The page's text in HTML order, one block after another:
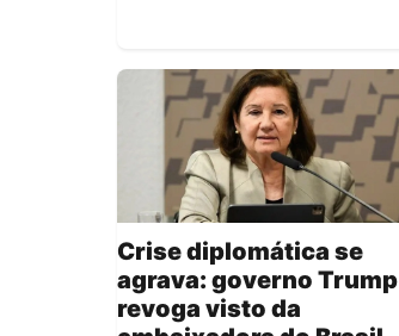
Crise diplomática se
agrava: governo Trump
revoga visto da